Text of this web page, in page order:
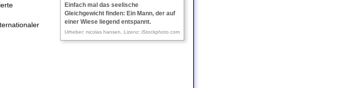
Einfach mal das seelische
Gleichgewicht finden: Ein Mann, der auf
einer Wiese liegend entspannt.
Urheber: nicolas hansen, Lizenz: iStockphoto.com